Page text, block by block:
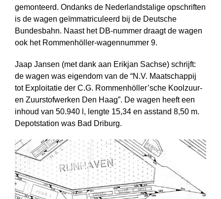
gemonteerd. Ondanks de Nederlandstalige opschriften
is de wagen geïmmatriculeerd bij de Deutsche
Bundesbahn. Naast het DB-nummer draagt de wagen
ook het Rommenhöller-wagennummer 9.
Jaap Jansen (met dank aan Erikjan Sachse) schrijft:
de wagen was eigendom van de “N.V. Maatschappij
tot Exploitatie der C.G. Rommenhöller’sche Koolzuur-
en Zuurstofwerken Den Haag”. De wagen heeft een
inhoud van 50.940 l, lengte 15,34 en asstand 8,50 m.
Depotstation was Bad Driburg.